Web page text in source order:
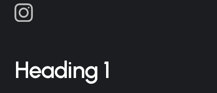
Heading 1